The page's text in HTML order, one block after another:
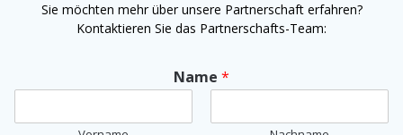
Sie möchten mehr über unsere Partnerschaft erfahren?
Kontaktieren Sie das Partnerschafts-Team:
Name *